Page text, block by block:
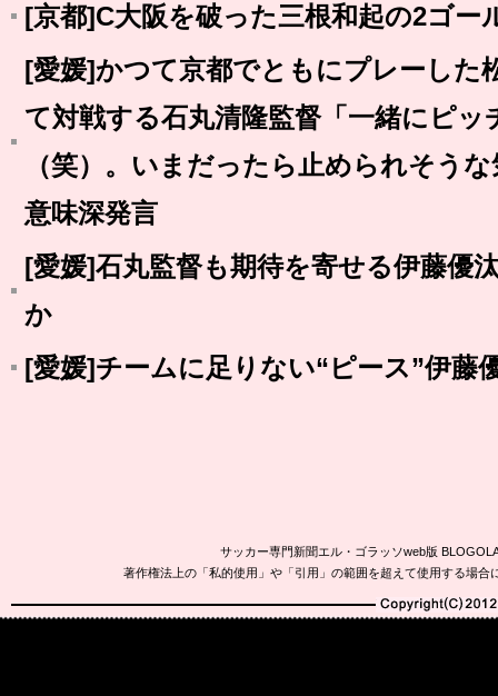
[京都]C大阪を破った三根和起の2ゴー
[愛媛]かつて京都でともにプレーした
て対戦する石丸清隆監督「一緒にピ
（笑）。いまだったら止められそう
意味深発言
[愛媛]石丸監督も期待を寄せる伊藤優
か
[愛媛]チームに足りない“ピース”伊藤
サッカー専門新聞エル・ゴラッソweb版
著作権法上の「私的使用」や「引用」の範囲を超えて使用する場
Copyright(C)2010-